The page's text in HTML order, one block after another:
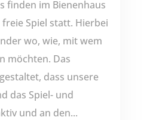
finden im Bienenhaus
Spiel statt. Hierbei
wo, wie, mit wem
möchten. Das
dass unsere
das Spiel- und
und an den...